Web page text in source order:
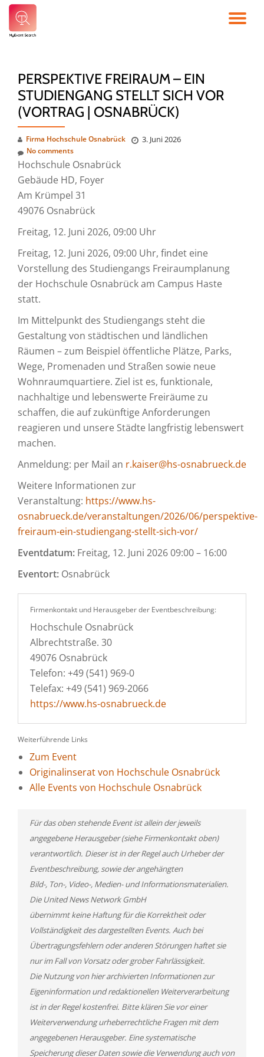
Skip
PERSPEKTIVE FREIRAUM – EIN
STUDIENGANG STELLT SICH VOR
(VORTRAG | OSNABRÜCK)
Firma Hochschule Osnabrück 3. Juni 2026
No comments
Hochschule Osnabrück
Gebäude HD, Foyer
Am Krümpel 31
49076 Osnabrück
Freitag, 12. Juni 2026, 09:00 Uhr
Freitag, 12. Juni 2026, 09:00 Uhr, findet eine
Vorstellung des Studiengangs Freiraumplanung
der Hochschule Osnabrück am Campus Haste
statt.
Im Mittelpunkt des Studiengangs steht die
Gestaltung von städtischen und ländlichen
Räumen – zum Beispiel öffentliche Plätze, Parks,
Wege, Promenaden und Straßen sowie neue
Wohnraumquartiere. Ziel ist es, funktionale,
nachhaltige und lebenswerte Freiräume zu
schaffen, die auf zukünftige Anforderungen
reagieren und unsere Städte langfristig lebenswert
machen.
Anmeldung: per Mail an r.kaiser@hs-osnabrueck.de
Weitere Informationen zur
Veranstaltung: https://www.hs-
osnabrueck.de/veranstaltungen/2026/06/perspektive-
freiraum-ein-studiengang-stellt-sich-vor/
Eventdatum: Freitag, 12. Juni 2026 09:00 – 16:00
Eventort: Osnabrück
Firmenkontakt und Herausgeber der Eventbeschreibung:
Hochschule Osnabrück
Albrechtstraße. 30
49076 Osnabrück
Telefon: +49 (541) 969-0
Telefax: +49 (541) 969-2066
https://www.hs-osnabrueck.de
Weiterführende Links
Zum Event
Originalinserat von Hochschule Osnabrück
Alle Events von Hochschule Osnabrück
Für das oben stehende Event ist allein der jeweils
angegebene Herausgeber (siehe Firmenkontakt oben)
verantwortlich. Dieser ist in der Regel auch Urheber der
Eventbeschreibung, sowie der angehängten
Bild-, Ton-, Video-, Medien- und Informationsmaterialien.
Die United News Network GmbH
übernimmt keine Haftung für die Korrektheit oder
Vollständigkeit des dargestellten Events. Auch bei
Übertragungsfehlern oder anderen Störungen haftet sie
nur im Fall von Vorsatz oder grober Fahrlässigkeit.
Die Nutzung von hier archivierten Informationen zur
Eigeninformation und redaktionellen Weiterverarbeitung
ist in der Regel kostenfrei. Bitte klären Sie vor einer
Weiterverwendung urheberrechtliche Fragen mit dem
angegebenen Herausgeber. Eine systematische
Speicherung dieser Daten sowie die Verwendung auch von